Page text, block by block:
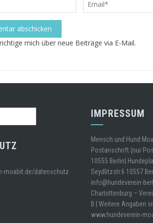
mich über neue Beiträge via E-Mail.
moabit.de/datenschutz
IMPRESSUM
Mensch und Hund
Postanschrift (nur
10555 Berlin|
Seydlitzstr.6 10557
info@hundeverein-
Charlottenburg –
B | Weitere Angaben
www.hundeverein-